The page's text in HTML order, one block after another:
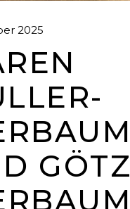
2025
GÖTZ